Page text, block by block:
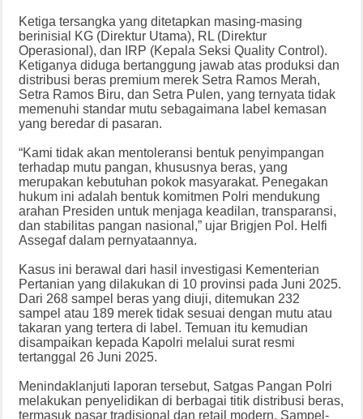
Ketiga tersangka yang ditetapkan masing-masing
berinisial KG (Direktur Utama), RL (Direktur
Operasional), dan IRP (Kepala Seksi Quality Control).
Ketiganya diduga bertanggung jawab atas produksi dan
distribusi beras premium merek Setra Ramos Merah,
Setra Ramos Biru, dan Setra Pulen, yang ternyata tidak
memenuhi standar mutu sebagaimana label kemasan
yang beredar di pasaran.
“Kami tidak akan mentoleransi bentuk penyimpangan
terhadap mutu pangan, khususnya beras, yang
merupakan kebutuhan pokok masyarakat. Penegakan
hukum ini adalah bentuk komitmen Polri mendukung
arahan Presiden untuk menjaga keadilan, transparansi,
dan stabilitas pangan nasional,” ujar Brigjen Pol. Helfi
Assegaf dalam pernyataannya.
Kasus ini berawal dari hasil investigasi Kementerian
Pertanian yang dilakukan di 10 provinsi pada Juni 2025.
Dari 268 sampel beras yang diuji, ditemukan 232
sampel atau 189 merek tidak sesuai dengan mutu atau
takaran yang tertera di label. Temuan itu kemudian
disampaikan kepada Kapolri melalui surat resmi
tertanggal 26 Juni 2025.
Menindaklanjuti laporan tersebut, Satgas Pangan Polri
melakukan penyelidikan di berbagai titik distribusi beras,
termasuk pasar tradisional dan retail modern. Sampel-